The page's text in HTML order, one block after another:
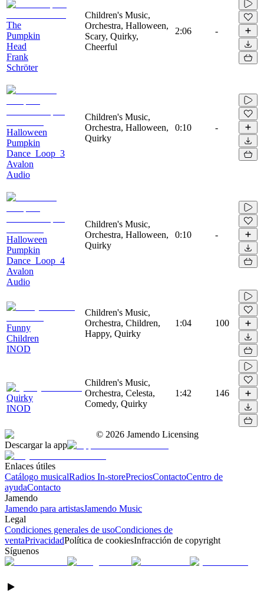
The
Pumpkin
Head
Frank
Schröter
Children's Music,
Orchestra, Halloween,
Scary, Quirky,
Cheerful
2:06 -
Halloween
Pumpkin
Dance_Loop_3
Avalon
Audio
Children's Music,
Orchestra, Halloween,
Quirky
0:10 -
Halloween
Pumpkin
Dance_Loop_4
Avalon
Audio
Children's Music,
Orchestra, Halloween,
Quirky
0:10 -
Funny
Children
INOD
Children's Music,
Orchestra, Children,
Happy, Quirky
1:04 100
Quirky
INOD
Children's Music,
Orchestra, Celesta,
Comedy, Quirky
1:42 146
© 2026 Jamendo Licensing
Descargar la app
Enlaces útiles
Catálogo musicalRadios In-storePreciosContactoCentro de
ayudaContacto
Jamendo
Jamendo para artistasJamendo Music
Legal
Condiciones generales de usoCondiciones de
ventaPrivacidadPolítica de cookiesInfracción de copyright
Síguenos